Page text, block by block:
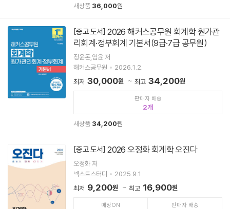
새상품 36,000원
[중고 도서] 2026 해커스공무원 회계학 원가관
리회계·정부회계 기본서(9급·7급 공무원)
정윤돈,엄윤 저
해커스공무원
2026.1.2.
최저 30,000원 최고 34,200원
판매자 배송
2
새상품 34,200원
[중고 도서] 2026 오정화 회계학 오진다
오정화 저
넥스트스터디
2025.9.1.
최저 9,200원 최고 16,900원
매장ON 판매자 배송